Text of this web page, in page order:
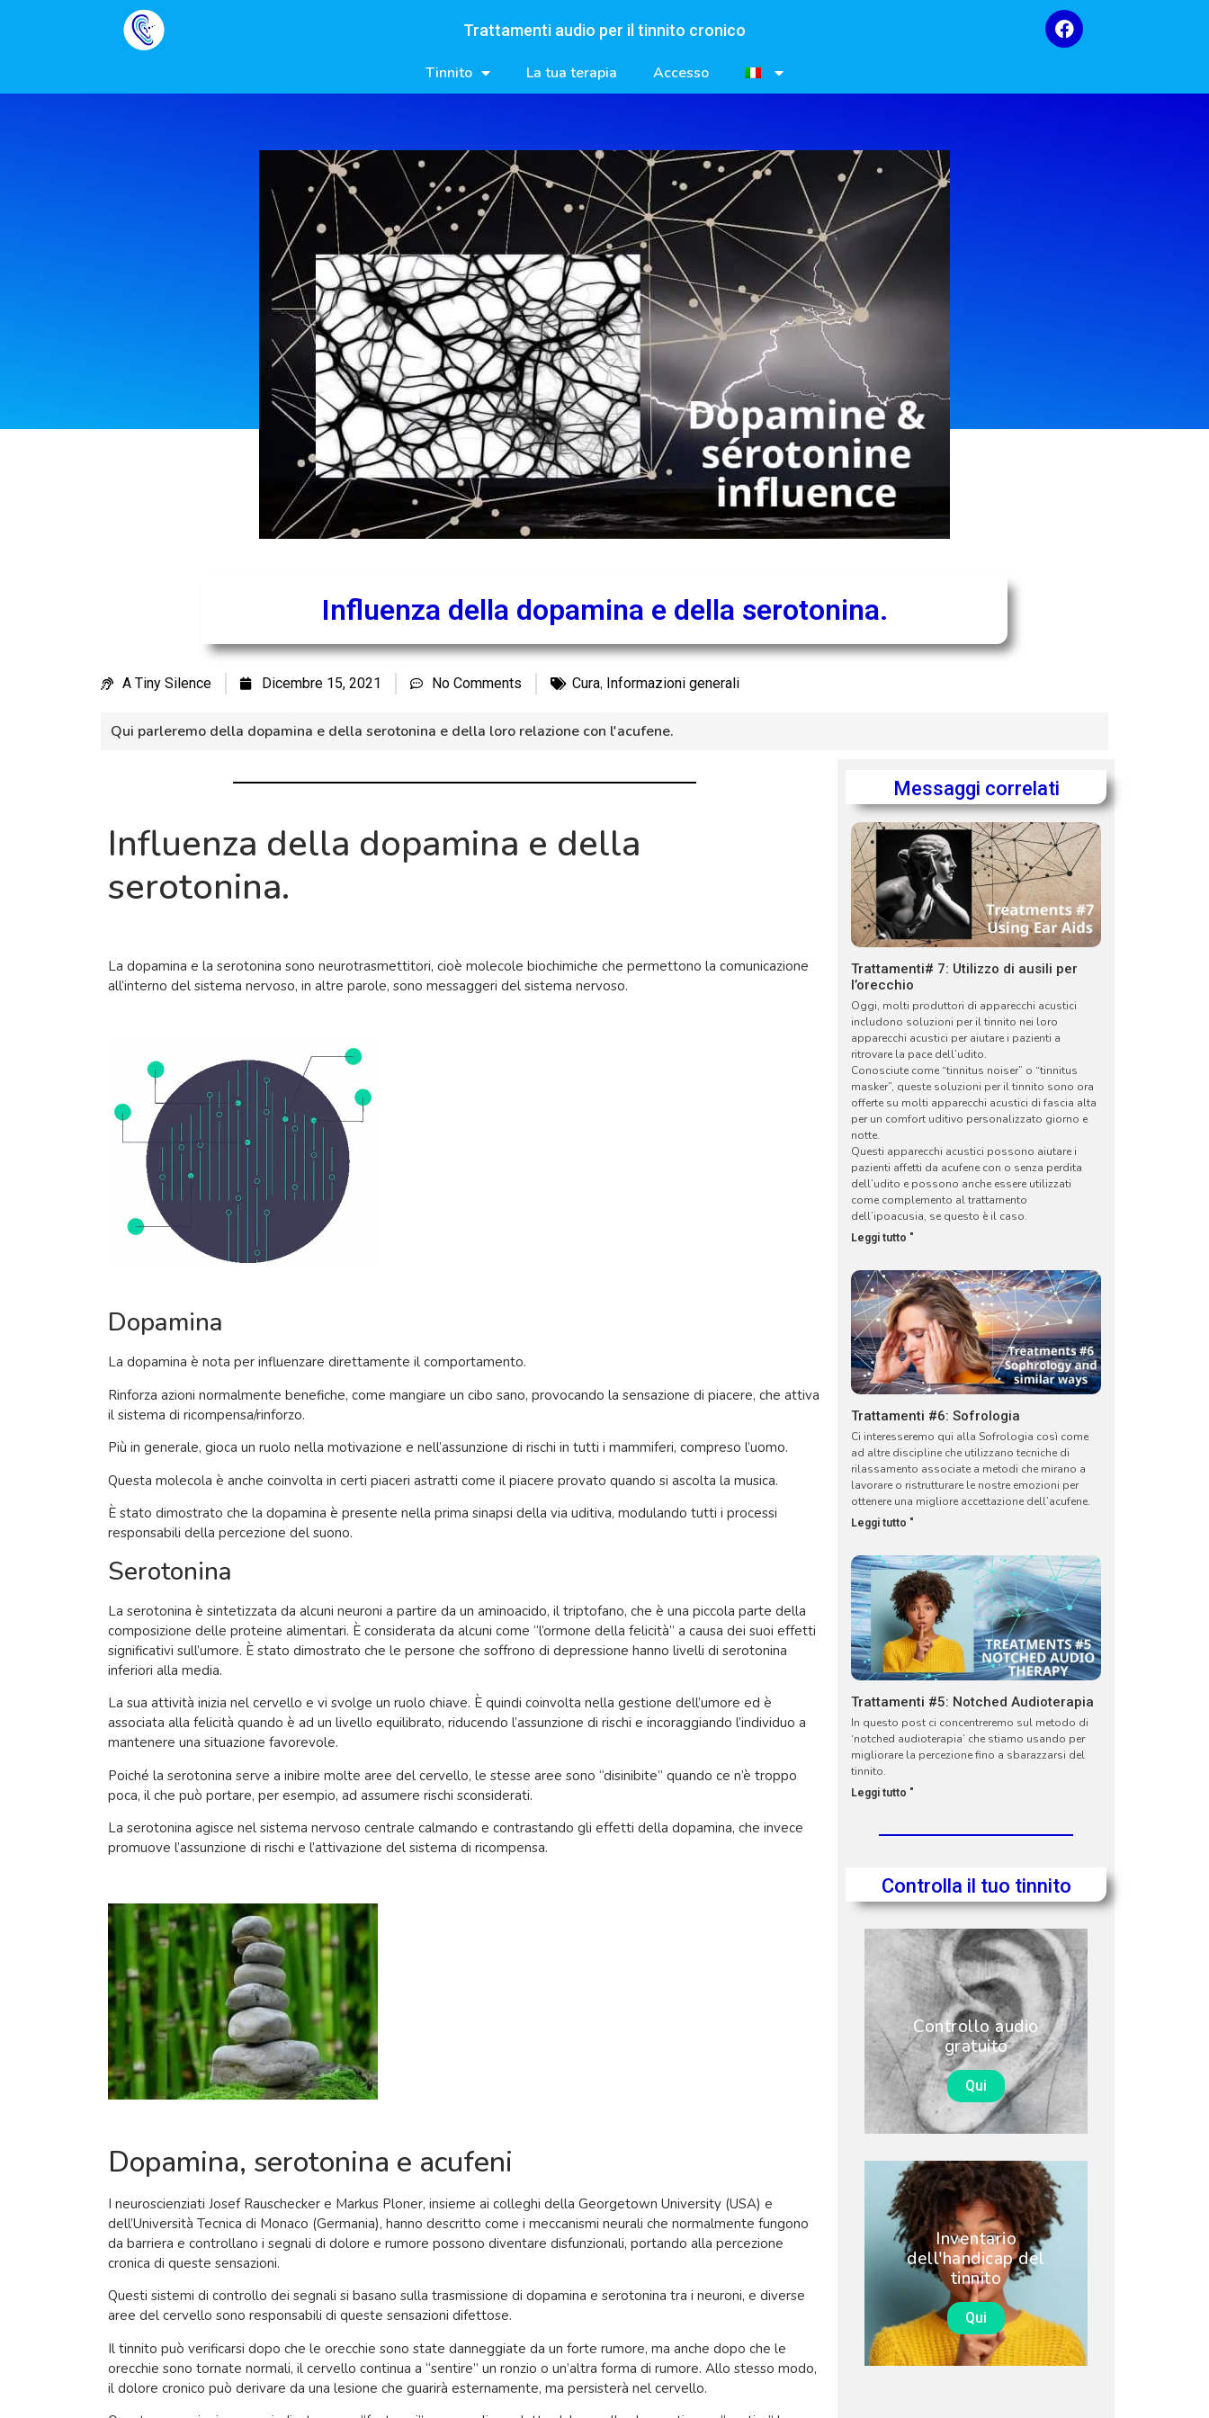
Trattamenti audio per il tinnito cronico
Tinnito La tua terapia Accesso
Influenza della dopamina e della serotonina.
A Tiny Silence Dicembre 15, 2021 No Comments Cura, Informazioni generali
Qui parleremo della dopamina e della serotonina e della loro relazione con l'acufene.
Influenza della dopamina e della
serotonina.
La dopamina e la serotonina sono neurotrasmettitori, cioè molecole biochimiche che permettono la comunicazione
all’interno del sistema nervoso, in altre parole, sono messaggeri del sistema nervoso.
Dopamina
La dopamina è nota per influenzare direttamente il comportamento.
Rinforza azioni normalmente benefiche, come mangiare un cibo sano, provocando la sensazione di piacere, che attiva
il sistema di ricompensa/rinforzo.
Più in generale, gioca un ruolo nella motivazione e nell’assunzione di rischi in tutti i mammiferi, compreso l’uomo.
Questa molecola è anche coinvolta in certi piaceri astratti come il piacere provato quando si ascolta la musica.
È stato dimostrato che la dopamina è presente nella prima sinapsi della via uditiva, modulando tutti i processi
responsabili della percezione del suono.
Serotonina
La serotonina è sintetizzata da alcuni neuroni a partire da un aminoacido, il triptofano, che è una piccola parte della
composizione delle proteine alimentari. È considerata da alcuni come “l’ormone della felicità” a causa dei suoi effetti
significativi sull’umore. È stato dimostrato che le persone che soffrono di depressione hanno livelli di serotonina
inferiori alla media.
La sua attività inizia nel cervello e vi svolge un ruolo chiave. È quindi coinvolta nella gestione dell’umore ed è
associata alla felicità quando è ad un livello equilibrato, riducendo l’assunzione di rischi e incoraggiando l’individuo a
mantenere una situazione favorevole.
Poiché la serotonina serve a inibire molte aree del cervello, le stesse aree sono “disinibite” quando ce n’è troppo
poca, il che può portare, per esempio, ad assumere rischi sconsiderati.
La serotonina agisce nel sistema nervoso centrale calmando e contrastando gli effetti della dopamina, che invece
promuove l’assunzione di rischi e l’attivazione del sistema di ricompensa.
Dopamina, serotonina e acufeni
I neuroscienziati Josef Rauschecker e Markus Ploner, insieme ai colleghi della Georgetown University (USA) e
dell’Università Tecnica di Monaco (Germania), hanno descritto come i meccanismi neurali che normalmente fungono
da barriera e controllano i segnali di dolore e rumore possono diventare disfunzionali, portando alla percezione
cronica di queste sensazioni.
Questi sistemi di controllo dei segnali si basano sulla trasmissione di dopamina e serotonina tra i neuroni, e diverse
aree del cervello sono responsabili di queste sensazioni difettose.
Il tinnito può verificarsi dopo che le orecchie sono state danneggiate da un forte rumore, ma anche dopo che le
orecchie sono tornate normali, il cervello continua a “sentire” un ronzio o un’altra forma di rumore. Allo stesso modo,
il dolore cronico può derivare da una lesione che guarirà esternamente, ma persisterà nel cervello.
Messaggi correlati
Trattamenti# 7: Utilizzo di ausili per
l’orecchio
Oggi, molti produttori di apparecchi acustici
includono soluzioni per il tinnito nei loro
apparecchi acustici per aiutare i pazienti a
ritrovare la pace dell’udito.
Conosciute come “tinnitus noiser” o “tinnitus
masker”, queste soluzioni per il tinnito sono ora
offerte su molti apparecchi acustici di fascia alta
per un comfort uditivo personalizzato giorno e
notte.
Questi apparecchi acustici possono aiutare i
pazienti affetti da acufene con o senza perdita
dell’udito e possono anche essere utilizzati
come complemento al trattamento
dell’ipoacusia, se questo è il caso.
Leggi tutto "
Trattamenti #6: Sofrologia
Ci interesseremo qui alla Sofrologia così come
ad altre discipline che utilizzano tecniche di
rilassamento associate a metodi che mirano a
lavorare o ristrutturare le nostre emozioni per
ottenere una migliore accettazione dell’acufene.
Leggi tutto "
Trattamenti #5: Notched Audioterapia
In questo post ci concentreremo sul metodo di
‘notched audioterapia’ che stiamo usando per
migliorare la percezione fino a sbarazzarsi del
tinnito.
Leggi tutto "
Controlla il tuo tinnito
Controllo audio
gratuito
Qui
Inventario
dell'handicap del
tinnito
Qui